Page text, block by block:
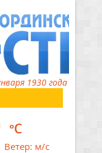
1930 года
°C
Ветер: м/с